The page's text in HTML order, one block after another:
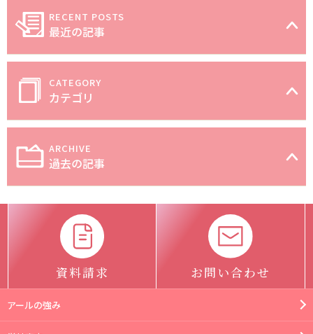
最近の記事
カテゴリ
過去の記事
資料請求 お問い合わせ
アールの強み